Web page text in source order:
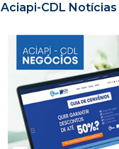
Aciapi-CDL Notícias